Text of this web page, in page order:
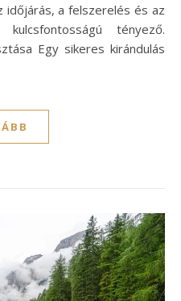
a felszerelés és az
tényező.
Egy sikeres kirándulás